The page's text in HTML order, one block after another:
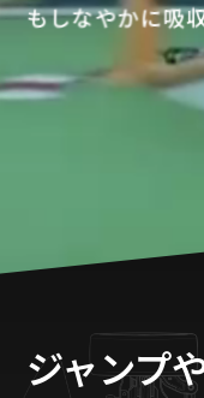
もしなやかに吸
ジャンプ